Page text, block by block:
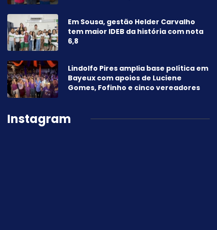
Em Sousa, gestão Helder Carvalho
tem maior IDEB da história com nota
6,8
Lindolfo Pires amplia base política em
Bayeux com apoios de Luciene
Gomes, Fofinho e cinco vereadores
Instagram